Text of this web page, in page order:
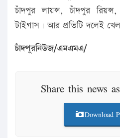
চাঁদপুর লায়ন্স, চাঁদপুর
টাইগাস। আর প্রতিটি দলেই
চাঁদপুরনিউজ/এমএমএ/
Share this news
Download